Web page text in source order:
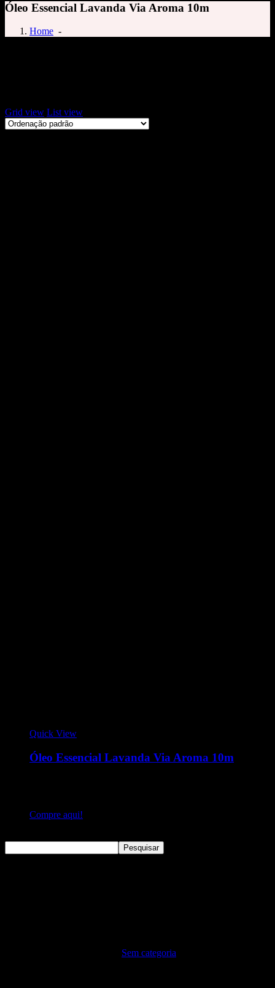
Óleo Essencial Lavanda Via Aroma 10m
Home -
Grid view List view
Quick View
Óleo Essencial Lavanda Via Aroma 10m
Compre aqui!
Pesquisar
Sem categoria